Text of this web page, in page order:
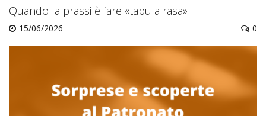
Quando la prassi è fare «tabula rasa»
15/06/2026 0